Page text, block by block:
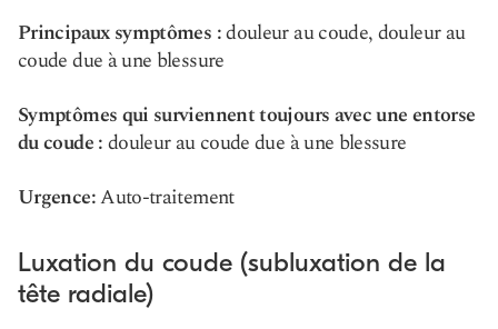
Principaux symptômes :douleur au coude, douleur au
coude due à une blessure
Symptômes qui surviennent toujours avec une entorse
du coude :douleur au coude due à une blessure
Urgence:Auto-traitement
Luxation du coude (subluxation de la
tête radiale)